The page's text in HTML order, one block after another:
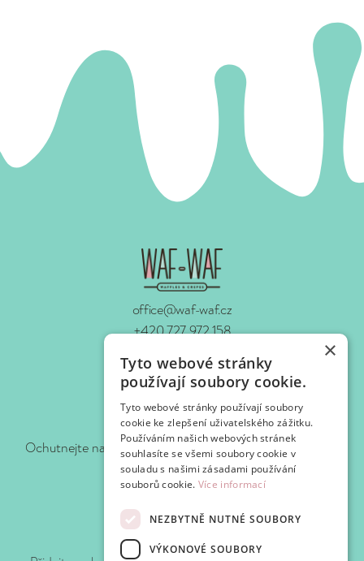
office@waf-waf.cz
+420 727 972 158
Kontakty
Sledujte nás!
Ochutnejte naše novinky hned, jak je pro vás připravíme.
Připojte se k WafClub
×
Tyto webové stránky
používají soubory cookie.
Tyto webové stránky používají soubory
cookie ke zlepšení uživatelského zážitku.
Používáním našich webových stránek
souhlasíte se všemi soubory cookie v
souladu s našimi zásadami používání
souborů cookie. Více informací
NEZBYTNĚ NUTNÉ SOUBORY
VÝKONOVÉ SOUBORY